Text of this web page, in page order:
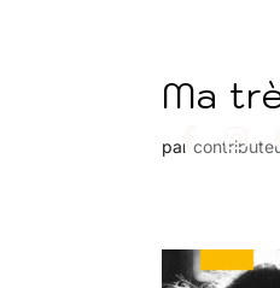
Ma
par